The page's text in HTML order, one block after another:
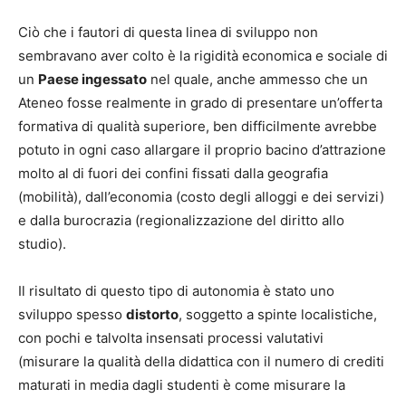
Ciò che i fautori di questa linea di sviluppo non
sembravano aver colto è la rigidità economica e sociale di
un Paese ingessato nel quale, anche ammesso che un
Ateneo fosse realmente in grado di presentare un’offerta
formativa di qualità superiore, ben difficilmente avrebbe
potuto in ogni caso allargare il proprio bacino d’attrazione
molto al di fuori dei confini fissati dalla geografia
(mobilità), dall’economia (costo degli alloggi e dei servizi)
e dalla burocrazia (regionalizzazione del diritto allo
studio).
Il risultato di questo tipo di autonomia è stato uno
sviluppo spesso distorto, soggetto a spinte localistiche,
con pochi e talvolta insensati processi valutativi
(misurare la qualità della didattica con il numero di crediti
maturati in media dagli studenti è come misurare la